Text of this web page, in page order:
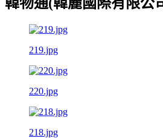
219.jpg
220.jpg
218.jpg